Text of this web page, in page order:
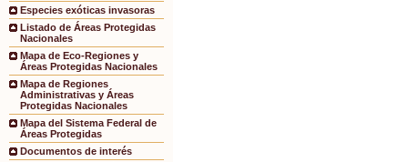
Especies exóticas invasoras
Listado de Áreas Protegidas
Nacionales
Mapa de Eco-Regiones y
Áreas Protegidas Nacionales
Mapa de Regiones
Administrativas y Áreas
Protegidas Nacionales
Mapa del Sistema Federal de
Áreas Protegidas
Documentos de interés